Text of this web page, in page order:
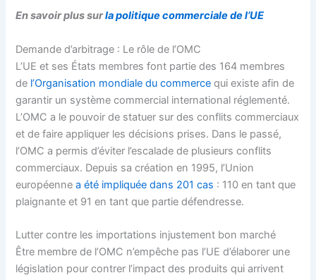
En savoir plus surla politique commerciale de l’UE
Demande d’arbitrage : Le rôle de l’OMC
L’UE et ses États membres font partie des 164 membres
de l’Organisation mondiale du commerce qui existe afin de
garantir un système commercial international réglementé.
L’OMC a le pouvoir de statuer sur des conflits commerciaux
et de faire appliquer les décisions prises. Dans le passé,
l’OMC a permis d’éviter l’escalade de plusieurs conflits
commerciaux. Depuis sa création en 1995, l’Union
européennea été impliquée dans 201 cas : 110 en tant que
plaignante et 91 en tant que partie défendresse.
Lutter contre les importations injustement bon marché
Être membre de l’OMC n’empêche pas l’UE d’élaborer une
législation pour contrer l’impact des produits qui arrivent